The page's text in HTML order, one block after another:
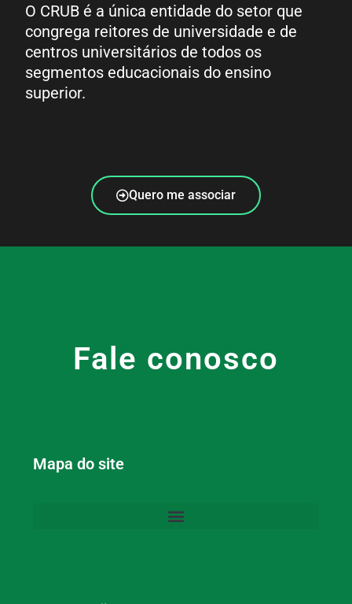
O CRUB é a única entidade do setor que
congrega reitores de universidade e de
centros universitários de todos os
segmentos educacionais do ensino
superior.
Quero me associar
Fale conosco
Mapa do site